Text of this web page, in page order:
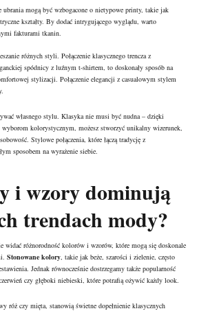
ubrania mogą być wzbogacone o nietypowe printy, takie jak
kształty. By dodać intrygującego wyglądu, warto
fakturami tkanin.
różnych styli. Połączenie klasycznego trencza z
spódnicy z luźnym t-shirtem, to doskonały sposób na
stylizacji. Połączenie elegancji z casualowym stylem
własnego stylu. Klasyka nie musi być nudna – dzięki
kolorystycznym, możesz stworzyć unikalny wizerunek,
Stylowe połączenia, które łączą tradycję z
sposobem na wyrażenie siebie.
i wzory dominują
trendach mody?
widać różnorodność kolorów i wzorów, które mogą się doskonale
Stonowane kolory , takie jak beże, szarości i zielenie, często
Jednak równocześnie dostrzegamy także popularność
czy głęboki niebieski, które potrafią ożywić każdy look.
róż czy mięta, stanowią świetne dopełnienie klasycznych